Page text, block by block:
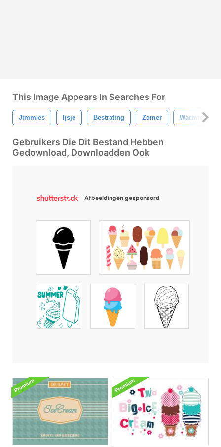
This Image Appears In Searches For
Jimmies Ijsje Bestrating Zomer Warmte
Gebruikers Die Dit Bestand Hebben
Gedownload, Downloadden Ook
Afbeeldingen gesponsord